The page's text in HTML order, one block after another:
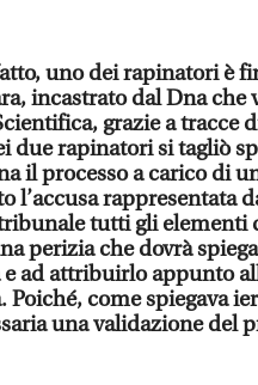
uno dei rapinatori è
incastrato dal Dna che
grazie a tracce
due rapinatori si tagliò
il processo a carico di
l’accusa rappresentata
tutti gli elementi
perizia che dovrà
ad attribuirlo appunto
come spiegava
una validazione del